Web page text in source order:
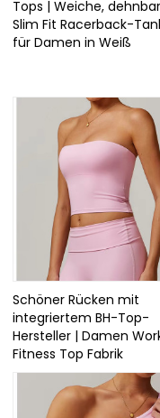
Tops | Weiche,
Slim Fit Racerback-
für Damen in Weiß
Schöner Rücken mit
integriertem BH-Top-
Hersteller | Damen
Fitness Top Fabrik